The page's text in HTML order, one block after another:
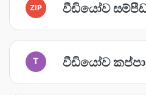
ZIP වීඩියෝව
T වීඩියෝව